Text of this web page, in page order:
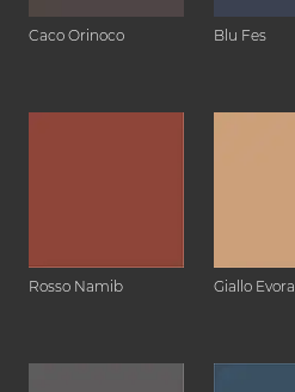
Caco Orinoco Blu Fes
Rosso Namib Giallo Evora